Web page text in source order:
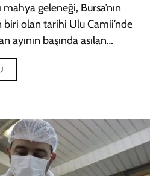
geleneği, Bursa’nın
olan tarihi Ulu Camii’nde
ayının başında asılan…